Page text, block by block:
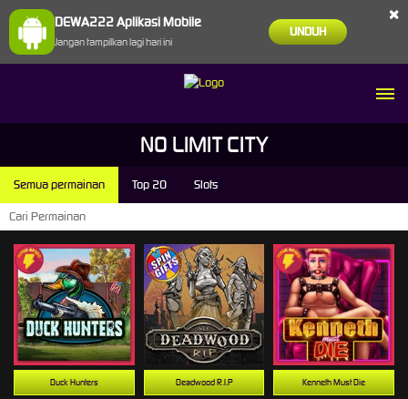
DEWA222 Aplikasi Mobile
Jangan tampilkan lagi hari ini
UNDUH
×
NO LIMIT CITY
Semua permainan Top 20 Slots
Duck Hunters Deadwood R.I.P Kenneth Must Die